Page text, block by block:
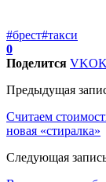
#брест#такси
0
Поделится VK
Предыдущая
Cчитаем
новая «стиралка»
Следующая